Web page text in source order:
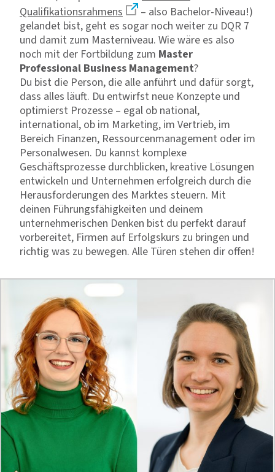
Qualifikationsrahmens
– also Bachelor-Niveau!)
gelandet bist, geht es sogar noch weiter zu DQR 7
und damit zum Masterniveau. Wie wäre es also
noch mit der Fortbildung zum Master
Professional Business Management?
Du bist die Person, die alle anführt und dafür sorgt,
dass alles läuft. Du entwirfst neue Konzepte und
optimierst Prozesse – egal ob national,
international, ob im Marketing, im Vertrieb, im
Bereich Finanzen, Ressourcenmanagement oder im
Personalwesen. Du kannst komplexe
Geschäftsprozesse durchblicken, kreative Lösungen
entwickeln und Unternehmen erfolgreich durch die
Herausforderungen des Marktes steuern. Mit
deinen Führungsfähigkeiten und deinem
unternehmerischen Denken bist du perfekt darauf
vorbereitet, Firmen auf Erfolgskurs zu bringen und
richtig was zu bewegen. Alle Türen stehen dir offen!